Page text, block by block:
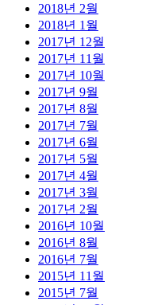
2018년 2월
2018년 1월
2017년 12월
2017년 11월
2017년 10월
2017년 9월
2017년 8월
2017년 7월
2017년 6월
2017년 5월
2017년 4월
2017년 3월
2017년 2월
2016년 10월
2016년 8월
2016년 7월
2015년 11월
2015년 7월